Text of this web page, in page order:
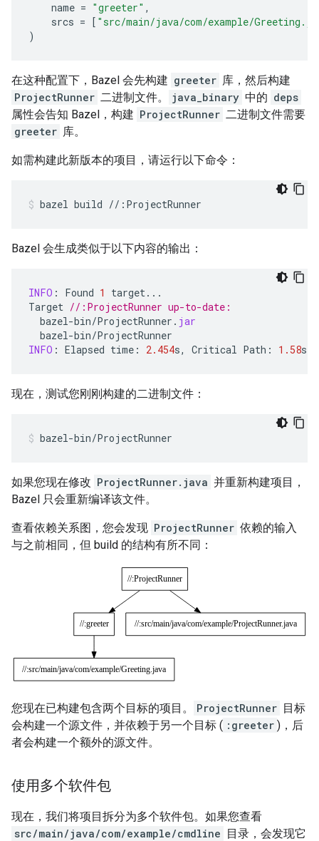
name = "greeter" ,
srcs = [ "src/main/java/com/example/
)
在这种配置下，Bazel 会先构建 greeter 库，然后构建
ProjectRunner 二进制文件。 java_binary 中的 deps
属性会告知 Bazel，构建 ProjectRunner 二进制文件需要
greeter 库。
如需构建此新版本的项目，请运行以下命令：
bazel build //:ProjectRunner
Bazel 会生成类似于以下内容的输出：
INFO : Found 1 target...
Target //:ProjectRunner up-to-date:
bazel-bin/ProjectRunner . jar
bazel-bin/ProjectRunner
INFO : Elapsed time : 2.454s, Critical Path : 1.58s
现在，测试您刚刚构建的二进制文件：
bazel-bin/ProjectRunner
如果您现在修改 ProjectRunner.java 并重新构建项目，
Bazel 只会重新编译该文件。
查看依赖关系图，您会发现 ProjectRunner 依赖的输入
与之前相同，但 build 的结构有所不同：
您现在已构建包含两个目标的项目。 ProjectRunner 目标
会构建一个源文件，并依赖于另一个目标 ( :greeter )，后
者会构建一个额外的源文件。
使用多个软件包
现在，我们将项目拆分为多个软件包。如果您查看
src/main/java/com/example/cmdline 目录，会发现它